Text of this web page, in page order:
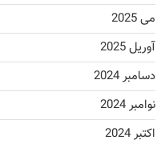
می 2025
آوریل 2025
دسامبر 2024
نوامبر 2024
اکتبر 2024